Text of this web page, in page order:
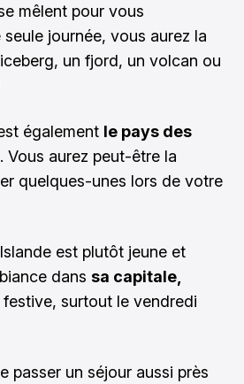
mêlent pour vous
seule journée, vous aurez la
un fjord, un volcan ou
également le pays des
. Vous aurez peut-être la
quelques-unes lors de votre
est plutôt jeune et
dans sa capitale,
festive, surtout le vendredi
passer un séjour aussi près